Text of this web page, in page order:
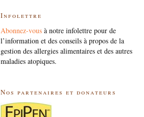
Infolettre
Abonnez-vous à notre infolettre pour de
l’information et des conseils à propos de la
gestion des allergies alimentaires et des autres
maladies atopiques.
Nos partenaires et donateurs